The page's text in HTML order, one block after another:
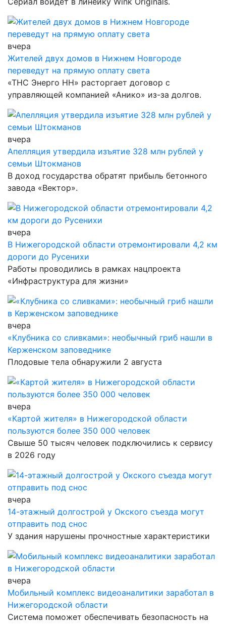
вчера
Жителей двух домов в Нижнем Новгороде
переведут на прямую оплату света
«ТНС Энерго НН» расторгает договор с
управляющей компанией «Анико» из-за долгов.
вчера
Апелляция утвердила изъятие 328 млн рублей у
семьи Штокманов
В доход государства обратят прибыль бетонного
завода «Вектор».
вчера
В Нижегородской области отремонтировали 4,2 км
дороги до Русенихи
Работы проводились в рамках нацпроекта
«Инфраструктура для жизни»
вчера
«Клубника со сливками»: необычный гриб нашли в
Керженском заповеднике
Плодовые тела обнаружили 2 августа
вчера
«Картой жителя» в Нижегородской области
пользуются более 350 000 человек
Свыше 50 тысяч человек подключились к сервису
в 2026 году
вчера
14-этажный долгострой у Окского съезда могут
отправить под снос
У здания нарушены прочностные характеристики
вчера
Мобильный комплекс видеоаналитики заработал в
Нижегородской области
Система поможет обеспечивать безопасность на